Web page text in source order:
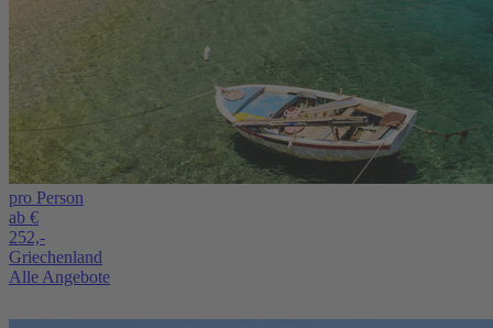
pro Person
ab €
252,-
Griechenland
Alle Angebote